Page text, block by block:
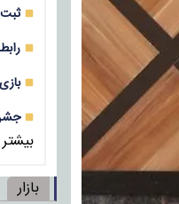
جشن
بیشتر
بازار